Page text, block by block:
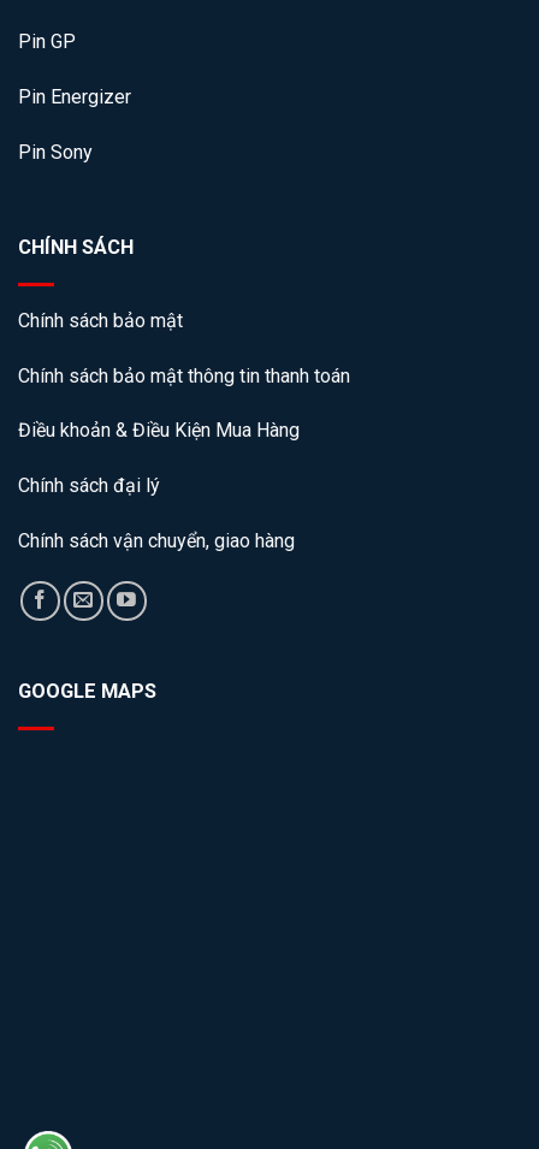
Pin GP
Pin Energizer
Pin Sony
CHÍNH SÁCH
Chính sách bảo mật
Chính sách bảo mật thông tin thanh toán
Điều khoản & Điều Kiện Mua Hàng
Chính sách đại lý
Chính sách vận chuyển, giao hàng
GOOGLE MAPS